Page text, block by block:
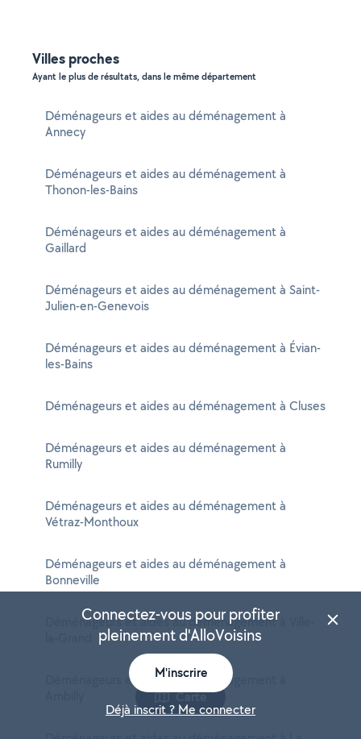
Villes proches
Ayant le plus de résultats, dans le même département
Déménageurs et aides au déménagement à
Annecy
Déménageurs et aides au déménagement à
Thonon-les-Bains
Déménageurs et aides au déménagement à
Gaillard
Déménageurs et aides au déménagement à Saint-
Julien-en-Genevois
Déménageurs et aides au déménagement à Évian-
les-Bains
Déménageurs et aides au déménagement à Cluses
Déménageurs et aides au déménagement à
Rumilly
Déménageurs et aides au déménagement à
Vétraz-Monthoux
Déménageurs et aides au déménagement à
Bonneville
Déménageurs et aides au déménagement à Ville-
Déménageurs et aides au déménagement à
Carte
Connectez-vous pour profiter
pleinement d'AlloVoisins
M'inscrire
Déjà inscrit ? Me connecter